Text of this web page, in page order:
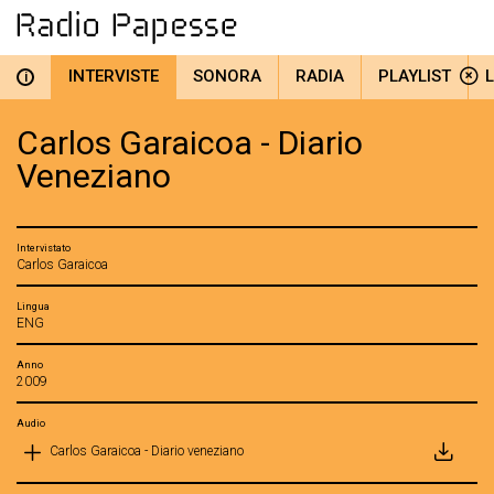
i INTERVISTE SONORA RADIA PLAYLIST
Carlos Garaicoa - Diario
Veneziano
Intervistato
Carlos Garaicoa
Lingua
ENG
Anno
2009
Audio
Carlos Garaicoa - Diario veneziano